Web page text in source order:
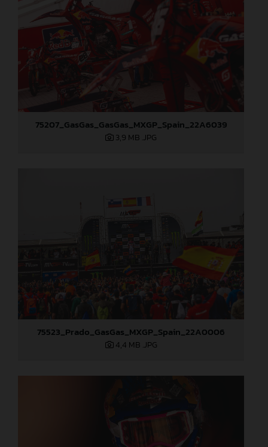
75207_GasGas_GasGas_MXGP_Spain_22A6039
3,9 MB .JPG
75523_Prado_GasGas_MXGP_Spain_22A0006
4,4 MB .JPG